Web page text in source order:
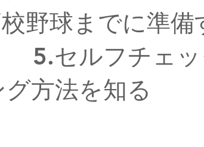
バッティング スイングスピード
草野球 ソフトボール 社会人
野球までに準備
チェック
方法を知る